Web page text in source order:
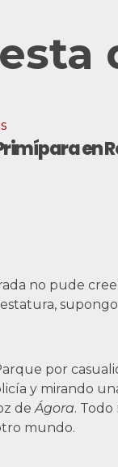
en
no pude
por
y mirando
deÁgora.
mundo.